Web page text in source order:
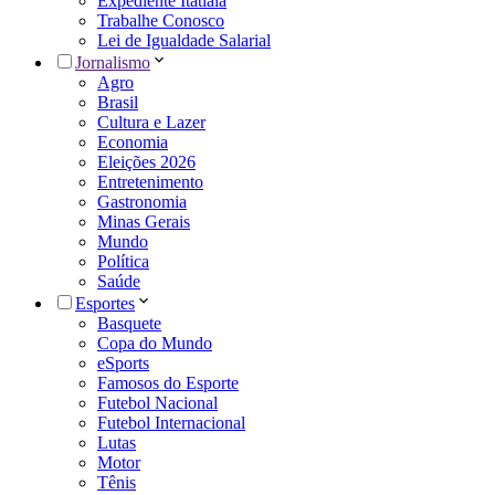
Trabalhe Conosco
Lei de Igualdade Salarial
Jornalismo
Agro
Brasil
Cultura e Lazer
Economia
Eleições 2026
Entretenimento
Gastronomia
Minas Gerais
Mundo
Política
Saúde
Esportes
Basquete
Copa do Mundo
eSports
Famosos do Esporte
Futebol Nacional
Futebol Internacional
Lutas
Motor
Tênis